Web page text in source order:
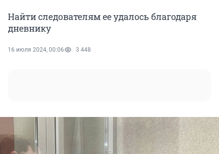
Найти следователям ее удалось благодаря
дневнику
16 июля 2024, 00:06 3 448